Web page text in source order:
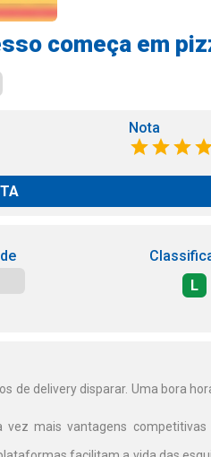
começa em
Nota
L
de delivery disparar. Uma bora
mais vantagens competitivas